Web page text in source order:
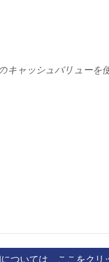
キャッシュバリューを
ついては、ここをクリ